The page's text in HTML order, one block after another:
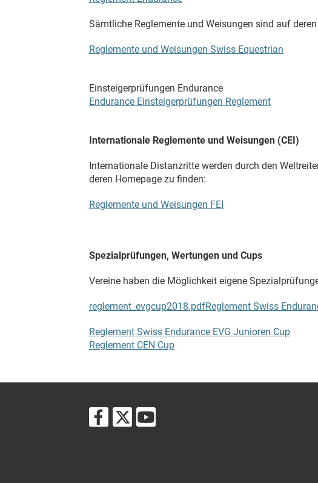
Sämtliche Reglemente und Weisungen sind auf
Reglemente und Weisungen Swiss Equestrian
Einsteigerprüfungen Endurance
Endurance Einsteigerprüfungen Reglement
Internationale Reglemente und Weisungen (CEI)
Internationale Distanzritte werden durch den
deren Homepage zu finden:
Reglemente und Weisungen FEI
Spezialprüfungen, Wertungen und Cups
Vereine haben die Möglichkeit eigene
reglement_evgcup2018.pdfReglement Swiss
Reglement Swiss Endurance EVG Junioren Cup
Reglement CEN Cup